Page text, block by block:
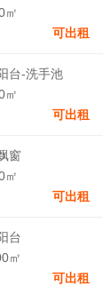
㎡
可出租
台-洗手池
㎡
可出租
窗
㎡
可出租
台
㎡
可出租